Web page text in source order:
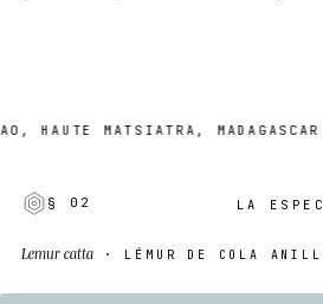
MATSIATRA, MADAGASCAR
§ 02 LA
Lemur catta · LÉMUR DE COLA